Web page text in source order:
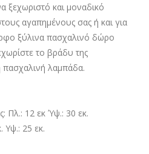
ξεχωριστό και μοναδικό
αγαπημένους σας ή και για
ξύλινα πασχαλινό δώρο
το βράδυ της
λαμπάδα.
Πλ.: 12 εκ Ύψ.: 30 εκ.
Υψ.: 25 εκ.